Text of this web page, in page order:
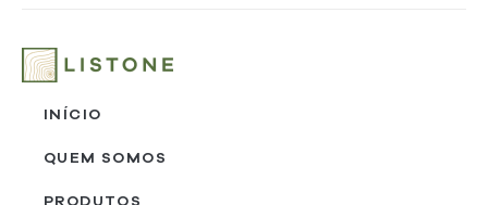
INÍCIO
QUEM SOMOS
PRODUTOS